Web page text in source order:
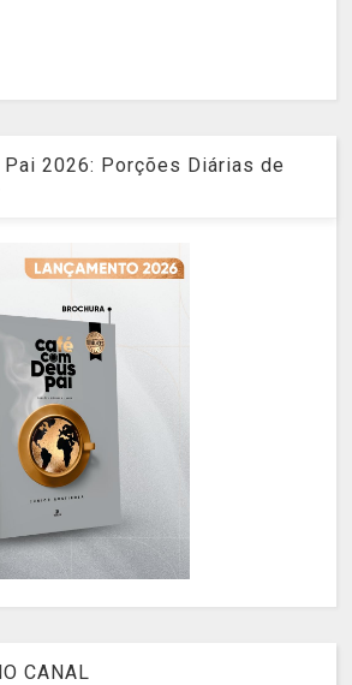
2026: Porções Diárias de
CANAL